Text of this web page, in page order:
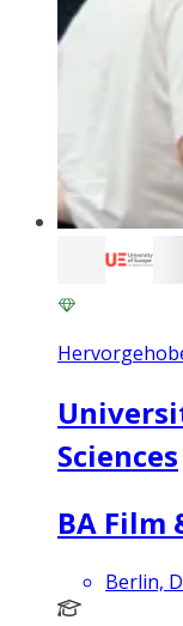
Sciences
BA Film
Berlin,